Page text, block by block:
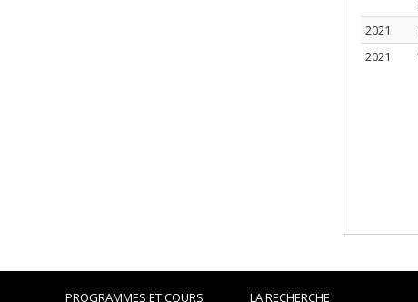
2021
2021
PROGRAMMES ET COURS LA RECHERCHE